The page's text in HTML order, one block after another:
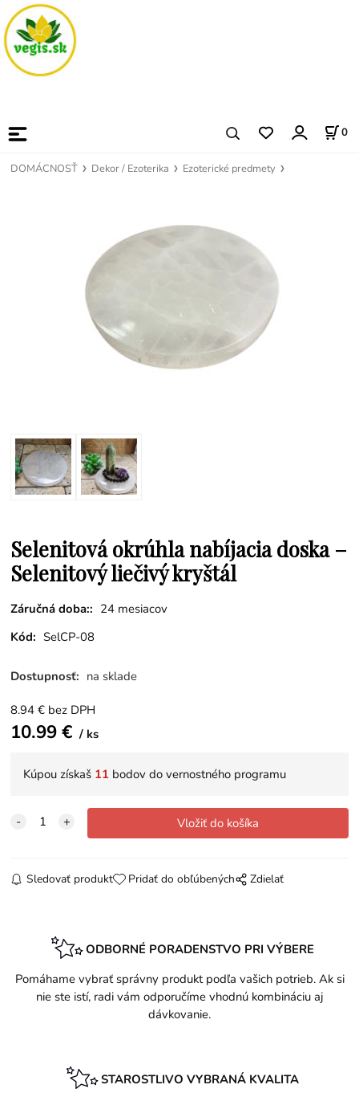
0
DOMÁCNOSŤ Dekor / Ezoterika Ezoterické predmety
Selenitová okrúhla nabíjacia doska –
Selenitový liečivý kryštál
Záručná doba:: 24 mesiacov
Kód: SelCP-08
Dostupnosť: na sklade
8.94 € bez DPH
10.99€ ks
Kúpou získaš 11 bodov do vernostného programu
Sledovať produkt Pridať do obľúbených Zdielať
ODBORNÉ PORADENSTVO PRI VÝBERE
Pomáhame vybrať správny produkt podľa vašich potrieb. Ak si
nie ste istí, radi vám odporučíme vhodnú kombináciu aj
dávkovanie.
STAROSTLIVO VYBRANÁ KVALITA